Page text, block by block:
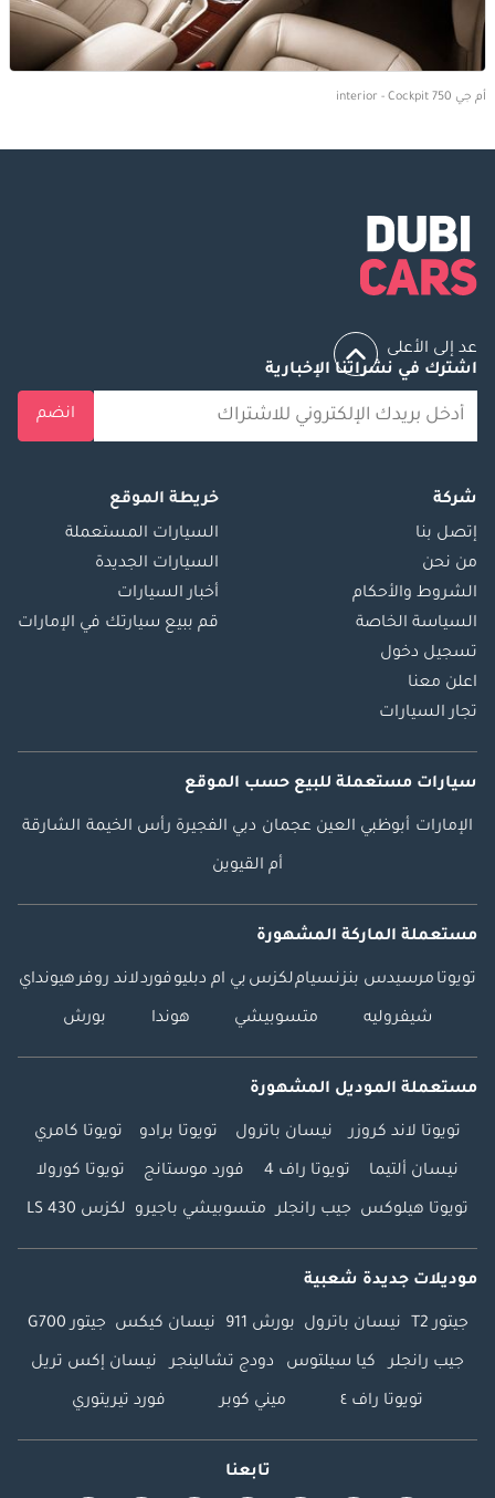
أم جي 750 interior - Cockpit
عد إلى الأعلى
اشترك في نشراتنا الإخبارية
انضم
شركة
إتصل بنا
من نحن
الشروط والأحكام
السياسة الخاصة
تسجيل دخول
اعلن معنا
تجار السيارات
خريطة الموقع
السيارات المستعملة
السيارات الجديدة
أخبار السيارات
قم ببيع سيارتك في الإمارات
سيارات مستعملة للبيع حسب الموقع
الإمارات أبوظبي العين عجمان دبي الفجيرة رأس الخيمة الشارقة
أم القيوين
مستعملة الماركة المشهورة
تويوتا مرسيدس بنزنسياملكزس بي ام دبليوفوردلاند روفرهيونداي
شيفروليه متسوبيشي هوندا بورش
مستعملة الموديل المشهورة
تويوتا لاند كروزر نيسان باترول تويوتا برادو تويوتا كامري
نيسان ألتيما تويوتا راف 4 فورد موستانج تويوتا كورولا
تويوتا هيلوكس جيب رانجلر متسوبيشي باجيرو لكزس LS 430
موديلات جديدة شعبية
جيتور T2 نيسان باترول بورش 911 نيسان كيكس جيتور G700
جيب رانجلر كيا سيلتوس دودج تشالينجر نيسان إكس تريل
تويوتا راف ٤ ميني كوبر فورد تيريتوري
تابعنا